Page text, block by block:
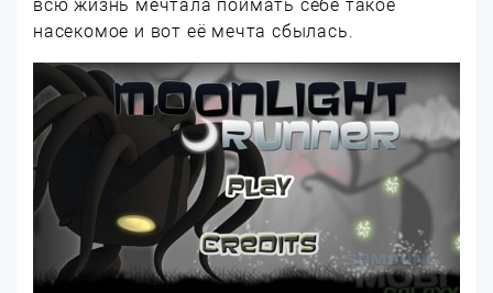
всю жизнь мечтала поймать себе такое
насекомое и вот её мечта сбылась.